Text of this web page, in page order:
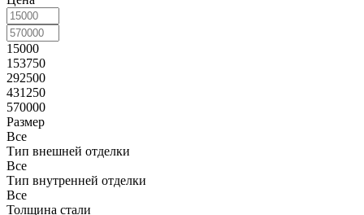
15000
153750
292500
431250
570000
Размер
Все
Тип внешней отделки
Все
Тип внутренней отделки
Все
Толщина стали